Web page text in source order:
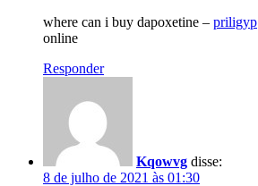
where can i buy dapoxetine – priligyp
online
Responder
Kqowvg disse:
8 de julho de 2021 às 01:30